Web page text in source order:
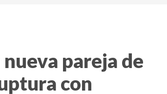
pareja de
con